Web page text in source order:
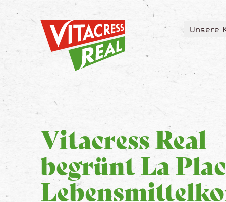
Vitacress Real Unsere
Vitacress Real Unsere
Vitacress Real
begrünt La